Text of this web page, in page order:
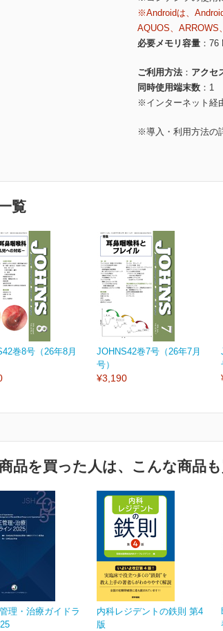
※Androidは、
AQUOS、ARROWS
必要メモリ容量
76
ご利用方法
アクセ
同時使用端末数
1
※インターネット経
※導入・利用方法の
覧
巻8号（26年8月
JOHNS42巻7号（26年7月
号）
¥3,190
品を買った人は、こんな商品も
理・治療ガイドラ
内科レジデントの鉄則 第4
版